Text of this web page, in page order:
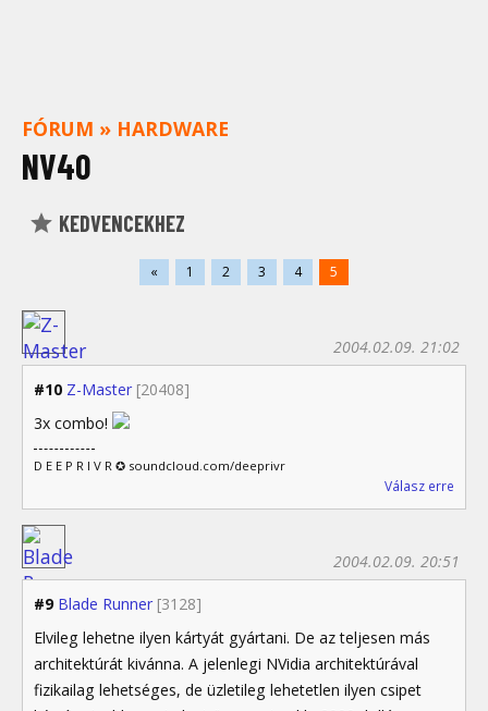
FÓRUM » HARDWARE
NV40
KEDVENCEKHEZ
« 1 2 3 4 5
#10 Z-Master [20408]
2004.02.09. 21:02
3x combo!
D E E P R I V R ✪ soundcloud.com/deeprivr
Válasz erre
#9 Blade Runner [3128]
2004.02.09. 20:51
Elvileg lehetne ilyen kártyát gyártani. De az teljesen más
architektúrát kivánna. A jelenlegi NVidia architektúrával
fizikailag lehetséges, de üzletileg lehetetlen ilyen csipet